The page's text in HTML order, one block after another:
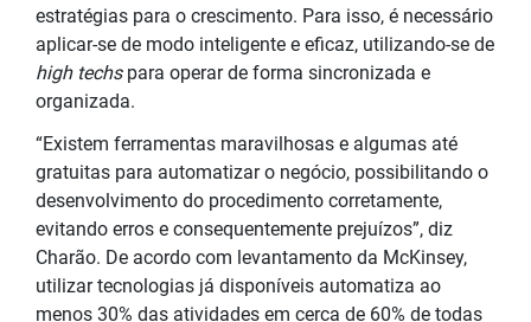
estratégias para o crescimento. Para isso, é necessário
aplicar-se de modo inteligente e eficaz, utilizando-se de
high techs para operar de forma sincronizada e
organizada.
“Existem ferramentas maravilhosas e algumas até
gratuitas para automatizar o negócio, possibilitando o
desenvolvimento do procedimento corretamente,
evitando erros e consequentemente prejuízos”, diz
Charão. De acordo com levantamento da McKinsey,
utilizar tecnologias já disponíveis automatiza ao
menos 30% das atividades em cerca de 60% de todas